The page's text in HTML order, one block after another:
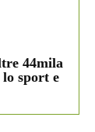
44mila
sport e